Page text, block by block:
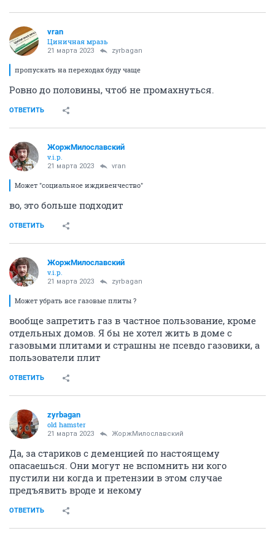
vran
Циничная мразь
21 марта 2023 zyrbagan
пропускать на переходах буду чаще
Ровно до половины, чтоб не промахнуться.
ОТВЕТИТЬ
ЖоржМилославский
v.i.p.
21 марта 2023 vran
Может "социальное иждивенчество"
во, это больше подходит
ОТВЕТИТЬ
ЖоржМилославский
v.i.p.
21 марта 2023 zyrbagan
Может убрать все газовые плиты ?
вообще запретить газ в частное пользование, кроме
отдельных домов. Я бы не хотел жить в доме с
газовыми плитами и страшны не псевдо газовики, а
пользователи плит
ОТВЕТИТЬ
zyrbagan
old hamster
21 марта 2023 ЖоржМилославский
Да, за стариков с деменцией по настоящему
опасаешься. Они могут не вспомнить ни кого
пустили ни когда и претензии в этом случае
предъявить вроде и некому
ОТВЕТИТЬ